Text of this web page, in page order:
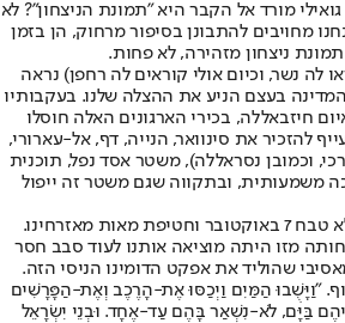
מורד אל הקבר היא "תמונת הניצחון"? לא
מחויבים להתבונן בסיפור מרחוק, הן בזמן
ניצחון מזהירה, לא פחות.
לה נשר, וכיום אולי קוראים לה רחפן) נראה
בעצם הניע את ההצלה שלנו. בעקבותיו
חיזבאללה, בכירי הארגונים האלה חוסלו
להזכיר את סינוואר, הנייה, דף, אל-עארורי,
וכמובן נסראללה), משטר אסד נפל, תוכנית
משמעותית, ובתקווה שגם משטר זה ייפול
כל אלה לא היו אפשריים ללא טבח 7 באוקטובר וחטיפת מאות מאזרחינו.
מזו היתה מוציאה אותנו לעוד סבב חסר
שהוליד את אפקט הדומינו הניסי הזה.
"וַיָּשֻׁבוּ הַמַּיִם וַיְכַסּוּ אֶת-הָרֶכֶב וְאֶת-הַפָּרָשִׁים
בַּיָּם, לֹא-נִשְׁאַר בָּהֶם עַד-אֶחָד. וּבְנֵי יִשְׂרָאֵל